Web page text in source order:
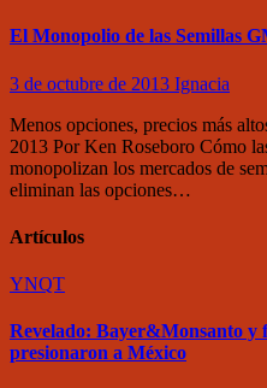
El Monopolio de las Semillas
3 de octubre de 2013 Ignacia
Menos opciones, precios más
2013 Por Ken Roseboro Cómo
monopolizan los mercados de
eliminan las opciones…
Artículos
YNQT
Revelado: Bayer&Monsanto y
presionaron a México